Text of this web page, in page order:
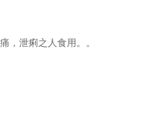
，泄痢之人食用。。